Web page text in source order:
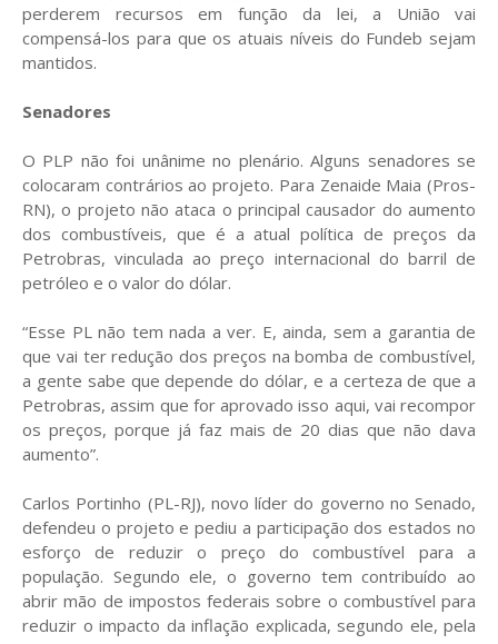
perderem recursos em função da lei, a União vai
compensá-los para que os atuais níveis do Fundeb sejam
mantidos.
Senadores
O PLP não foi unânime no plenário. Alguns senadores se
colocaram contrários ao projeto. Para Zenaide Maia (Pros-
RN), o projeto não ataca o principal causador do aumento
dos combustíveis, que é a atual política de preços da
Petrobras, vinculada ao preço internacional do barril de
petróleo e o valor do dólar.
“Esse PL não tem nada a ver. E, ainda, sem a garantia de
que vai ter redução dos preços na bomba de combustível,
a gente sabe que depende do dólar, e a certeza de que a
Petrobras, assim que for aprovado isso aqui, vai recompor
os preços, porque já faz mais de 20 dias que não dava
aumento”.
Carlos Portinho (PL-RJ), novo líder do governo no Senado,
defendeu o projeto e pediu a participação dos estados no
esforço de reduzir o preço do combustível para a
população. Segundo ele, o governo tem contribuído ao
abrir mão de impostos federais sobre o combustível para
reduzir o impacto da inflação explicada, segundo ele, pela